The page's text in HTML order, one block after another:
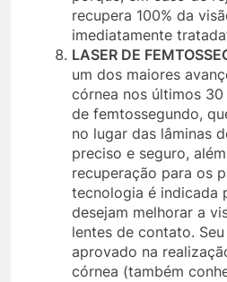
recupera 100% da
imediatamente
LASER DE
um dos maiores
córnea nos últimos
de femtossegundo,
no lugar das lâminas
preciso e seguro,
recuperação para os
tecnologia é indicada
desejam melhorar a
lentes de contato.
aprovado na
córnea (também